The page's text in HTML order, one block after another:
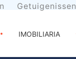
Getuigenissen
IMOBILIARIA